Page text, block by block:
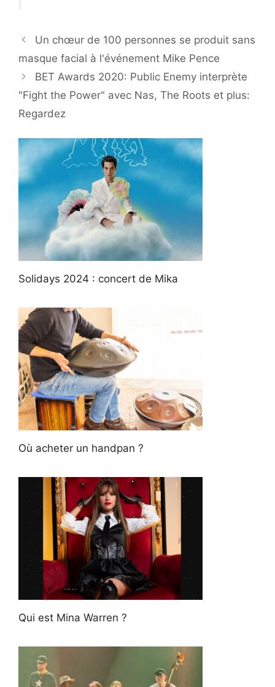
Un chœur de 100 personnes se produit sans
masque facial à l'événement Mike Pence
BET Awards 2020: Public Enemy interprète
"Fight the Power" avec Nas, The Roots et plus:
Regardez
Solidays 2024 : concert de Mika
Où acheter un handpan ?
Qui est Mina Warren ?